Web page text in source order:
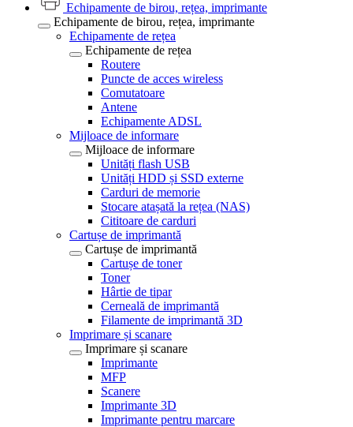
Echipamente de birou, rețea, imprimante
Echipamente de birou, rețea, imprimante
Echipamente de rețea
Echipamente de rețea
Routere
Puncte de acces wireless
Comutatoare
Antene
Echipamente ADSL
Mijloace de informare
Mijloace de informare
Unități flash USB
Unități HDD și SSD externe
Carduri de memorie
Stocare atașată la rețea (NAS)
Cititoare de carduri
Cartușe de imprimantă
Cartușe de imprimantă
Cartușe de toner
Toner
Hârtie de tipar
Cerneală de imprimantă
Filamente de imprimantă 3D
Imprimare și scanare
Imprimare și scanare
Imprimante
MFP
Scanere
Imprimante 3D
Imprimante pentru marcare